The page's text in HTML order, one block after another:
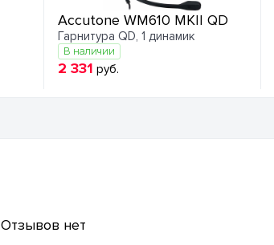
Accutone WM610 MKII QD
Гарнитура QD, 1 динамик
В наличии
2 331 руб.
Отзывов нет